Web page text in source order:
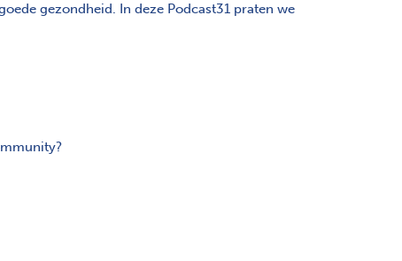
gezondheid. In deze Podcast31 praten we